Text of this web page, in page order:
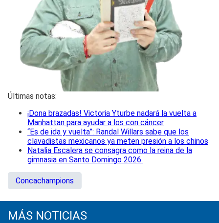
Últimas notas:
¡Dona brazadas! Victoria Yturbe nadará la vuelta a
Manhattan para ayudar a los con cáncer
“Es de ida y vuelta”: Randal Willars sabe que los
clavadistas mexicanos ya meten presión a los chinos
Natalia Escalera se consagra como la reina de la
gimnasia en Santo Domingo 2026
Concachampions
MÁS NOTICIAS